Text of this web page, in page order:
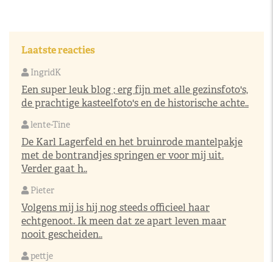
Laatste reacties
IngridK
Een super leuk blog ; erg fijn met alle gezinsfoto's,
de prachtige kasteelfoto's en de historische achte..
lente-Tine
De Karl Lagerfeld en het bruinrode mantelpakje
met de bontrandjes springen er voor mij uit.
Verder gaat h..
Pieter
Volgens mij is hij nog steeds officieel haar
echtgenoot. Ik meen dat ze apart leven maar
nooit gescheiden..
pettje